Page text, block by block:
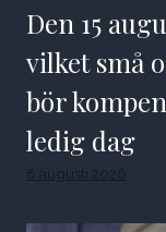
Den 15
vilket små
bör
ledig dag
8 augusti 2026